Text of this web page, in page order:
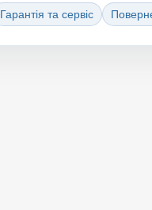
Гарантія та сервіс